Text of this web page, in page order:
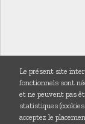
Le présent site
fonctionnels sont
et ne peuvent pas
statistiques
acceptez le